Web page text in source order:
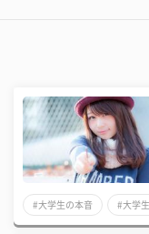
#大学生の本音 #大学